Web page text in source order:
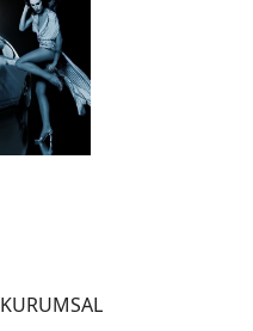
KURUMSAL